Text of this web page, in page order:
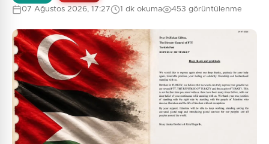
07 Ağustos 2026, 17:27 1 dk okuma 453 görüntülenme